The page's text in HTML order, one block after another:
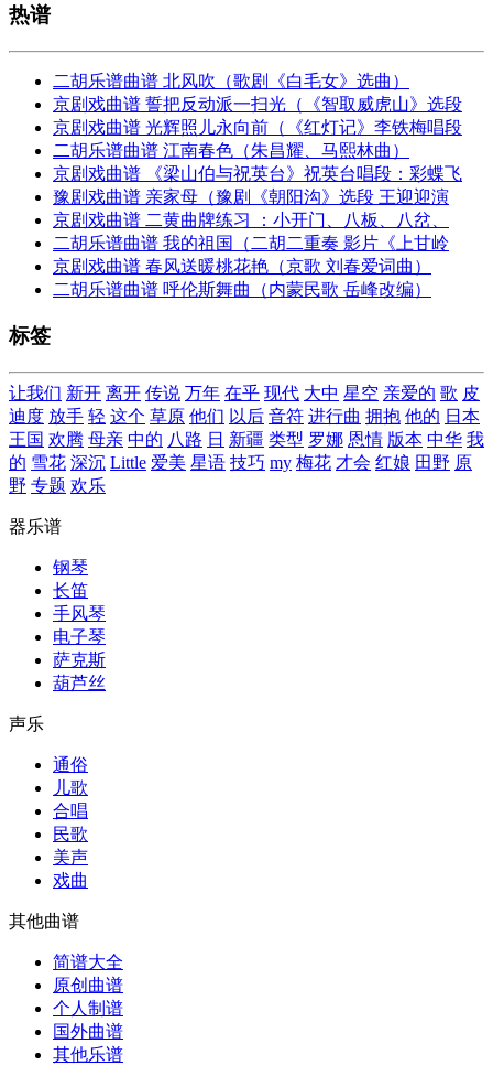
热谱
二胡乐谱曲谱 北风吹（歌剧《白毛女》选曲）
京剧戏曲谱 誓把反动派一扫光（《智取威虎山》选段
京剧戏曲谱 光辉照儿永向前（《红灯记》李铁梅唱段
二胡乐谱曲谱 江南春色（朱昌耀、马熙林曲）
京剧戏曲谱 《梁山伯与祝英台》祝英台唱段：彩蝶飞
豫剧戏曲谱 亲家母（豫剧《朝阳沟》选段 王迎迎演
京剧戏曲谱 二黄曲牌练习 ：小开门、八板、八岔、
二胡乐谱曲谱 我的祖国（二胡二重奏 影片《上甘岭
京剧戏曲谱 春风送暖桃花艳（京歌 刘春爱词曲）
二胡乐谱曲谱 呼伦斯舞曲（内蒙民歌 岳峰改编）
标签
让我们 新开 离开 传说 万年 在乎 现代 大中 星空 亲爱的 歌 皮
迪度 放手 轻 这个 草原 他们 以后 音符 进行曲 拥抱 他的 日本
王国 欢腾 母亲 中的 八路 日 新疆 类型 罗娜 恩情 版本 中华 我
的 雪花 深沉 Little 爱美 星语 技巧 my 梅花 才会 红娘 田野 原
野 专题 欢乐
器乐谱
钢琴
长笛
手风琴
电子琴
萨克斯
葫芦丝
声乐
通俗
儿歌
合唱
民歌
美声
戏曲
其他曲谱
简谱大全
原创曲谱
个人制谱
国外曲谱
其他乐谱